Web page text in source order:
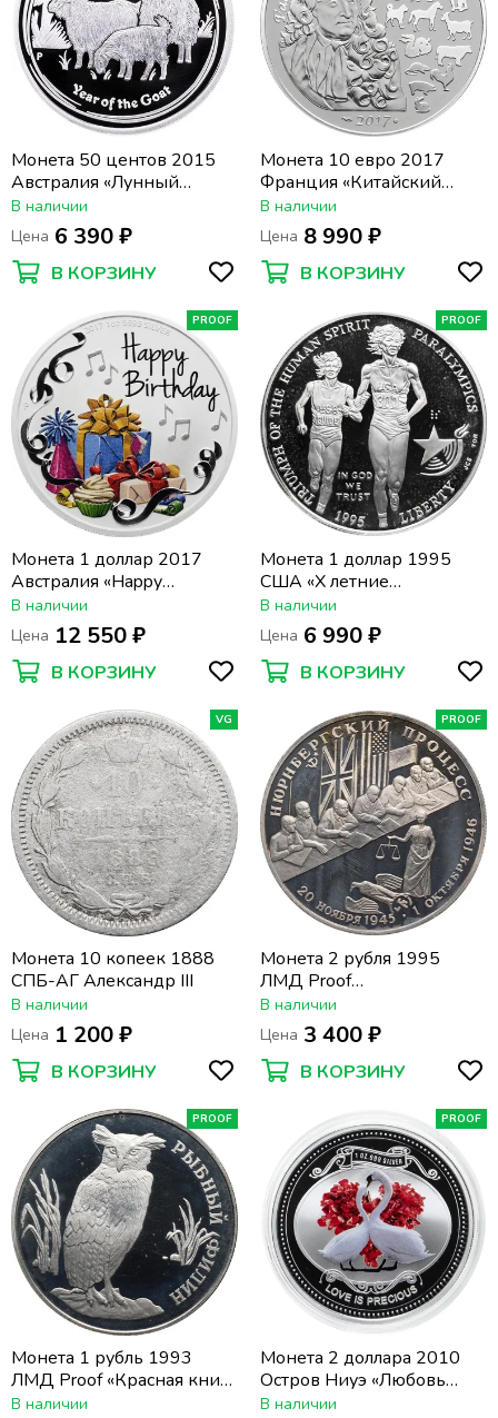
Монета 50 центов 2015
Австралия «Лунный
календарь - год Козы»
В наличии
Цена 6 390 ₽
В КОРЗИНУ
Монета 10 евро 2017
Франция «Китайский
гороскоп - год петуха»
В наличии
Цена 8 990 ₽
В КОРЗИНУ
PROOF
Монета 1 доллар 2017
Австралия «Happy
Birthday»
В наличии
Цена 12 550 ₽
В КОРЗИНУ
PROOF
Монета 1 доллар 1995
США «X летние
Паралимпийские Игры,
Атланта 1996 - Бег»
В наличии
Цена 6 990 ₽
В КОРЗИНУ
VG
Монета 10 копеек 1888
СПБ-АГ Александр III
В наличии
Цена 1 200 ₽
В КОРЗИНУ
PROOF
Монета 2 рубля 1995
ЛМД Proof
«Нюрнбергский процесс»
В наличии
Цена 3 400 ₽
В КОРЗИНУ
PROOF
Монета 1 рубль 1993
ЛМД Proof «Красная книга
- Рыбный филин»
В наличии
PROOF
Монета 2 доллара 2010
Остров Ниуэ «Любовь
навсегда. Лебеди»
В наличии